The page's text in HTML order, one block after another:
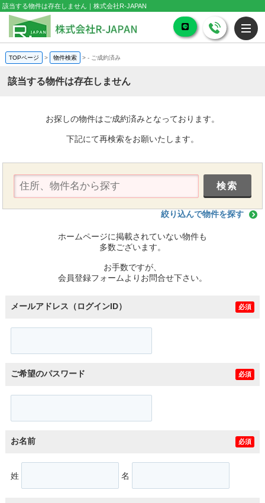
該当する物件は存在しません｜株式会社R-JAPAN
TOPページ > 物件検索 >- ご成約済み
該当する物件は存在しません
お探しの物件はご成約済みとなっております。
下記にて再検索をお願いたします。
絞り込んで物件を探す
ホームページに掲載されていない物件も
多数ございます。
お手数ですが、
会員登録フォームよりお問合せ下さい。
メールアドレス（ログインID） 必須
ご希望のパスワード 必須
お名前 必須
姓 名